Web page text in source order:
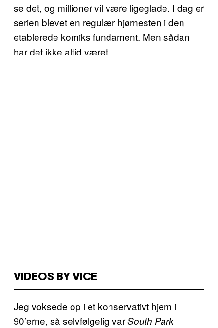
se det, og millioner vil være ligeglade. I dag er
serien blevet en regulær hjørnesten i den
etablerede komiks fundament. Men sådan
har det ikke altid været.
VIDEOS BY VICE
Jeg voksede op i et konservativt hjem i
90’erne, så selvfølgelig varSouth Park